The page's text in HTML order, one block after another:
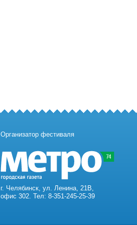
Организатор фестиваля
г. Челябинск, ул. Ленина, 21В,
офис 302. Тел: 8-351-245-25-39